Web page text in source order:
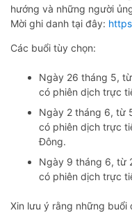
hướng và những người
Mời ghi danh tại đây:
Các buổi tùy chọn:
Ngày 26 tháng 5,
có phiên dịch trực
Ngày 2 tháng 6, từ
có phiên dịch trực
Đông.
Ngày 9 tháng 6, từ
có phiên dịch trực
Xin lưu ý rằng những